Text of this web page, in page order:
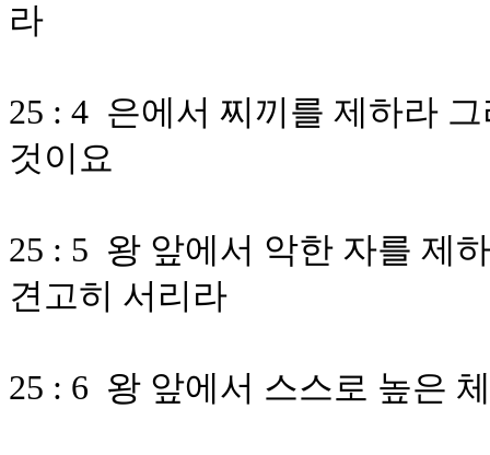
라
25 : 4 은에서 찌끼를 제하라
것이요
25 : 5 왕 앞에서 악한 자를 제
견고히 서리라
25 : 6 왕 앞에서 스스로 높은